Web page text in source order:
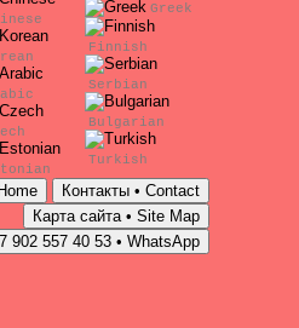
Greek
Finnish
Serbian
Bulgarian
Turkish